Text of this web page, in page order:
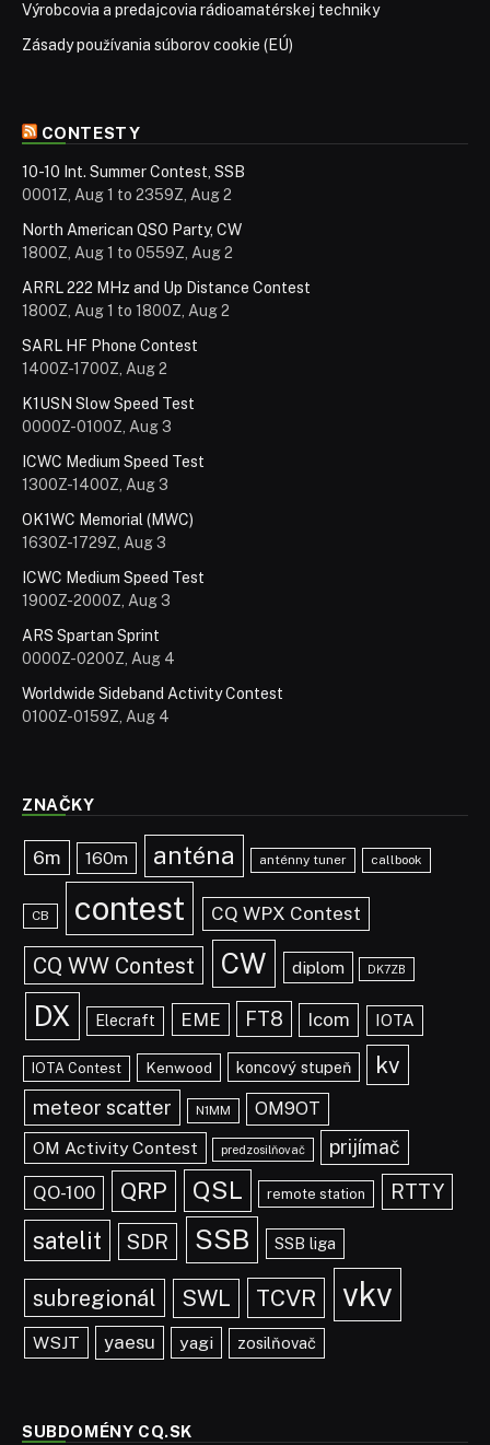
Výrobcovia a predajcovia rádioamatérskej techniky
Zásady používania súborov cookie (EÚ)
CONTESTY
10-10 Int. Summer Contest, SSB
0001Z, Aug 1 to 2359Z, Aug 2
North American QSO Party, CW
1800Z, Aug 1 to 0559Z, Aug 2
ARRL 222 MHz and Up Distance Contest
1800Z, Aug 1 to 1800Z, Aug 2
SARL HF Phone Contest
1400Z-1700Z, Aug 2
K1USN Slow Speed Test
0000Z-0100Z, Aug 3
ICWC Medium Speed Test
1300Z-1400Z, Aug 3
OK1WC Memorial (MWC)
1630Z-1729Z, Aug 3
ICWC Medium Speed Test
1900Z-2000Z, Aug 3
ARS Spartan Sprint
0000Z-0200Z, Aug 4
Worldwide Sideband Activity Contest
0100Z-0159Z, Aug 4
ZNAČKY
6m 160m anténa anténny tuner callbook
CB contest CQ WPX Contest
CQ WW Contest CW diplom DK7ZB
DX Elecraft EME FT8 Icom IOTA
IOTA Contest Kenwood koncový stupeň kv
meteor scatter N1MM
OM9OT
OM Activity Contest
predzosilňovač prijímač
QO-100 QRP QSL remote station RTTY
satelit SDR SSB SSB liga
subregionál SWL TCVR vkv
WSJT yaesu yagi zosilňovač
SUBDOMÉNY CQ.SK